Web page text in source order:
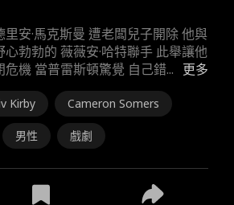
更多
安·馬克斯曼 遭老闆兒子開除 他與
勃勃的 薇薇安·哈特聯手 此舉讓他
機 當普雷斯頓驚覺 自己錯...
Kirby Cameron Somers
男性 戲劇